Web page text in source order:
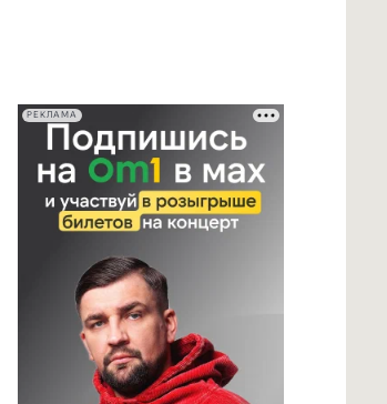
РЕКЛАМА